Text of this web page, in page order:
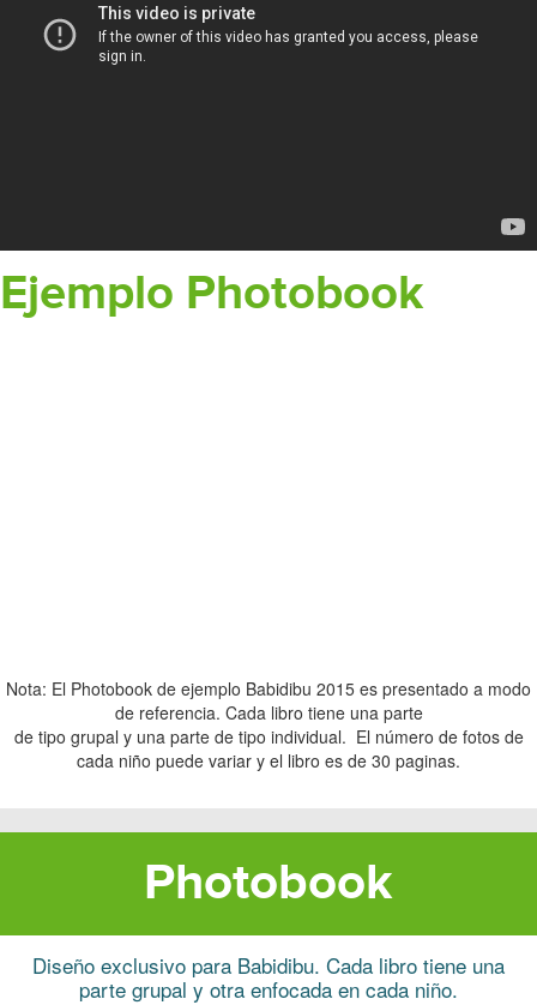
Ejemplo Photobook
Nota: El Photobook de ejemplo Babidibu 2015 es presentado a modo
de referencia. Cada libro tiene una parte
de tipo grupal y una parte de tipo individual. El número de fotos de
cada niño puede variar y el libro es de 30 paginas.
Photobook
Diseño exclusivo para Babidibu. Cada libro tiene una
parte grupal y otra enfocada en cada niño.